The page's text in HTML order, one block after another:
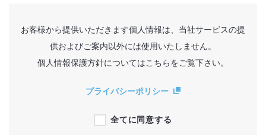
お客様から提供いただきます個人情報は、当社サービスの提
供およびご案内以外には使用いたしません。
個人情報保護方針についてはこちらをご覧下さい。
プライバシーポリシー
全てに同意する